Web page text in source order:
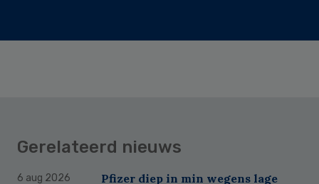
Gerelateerd nieuws
6 aug 2026
Pfizer diep in min wegens lage